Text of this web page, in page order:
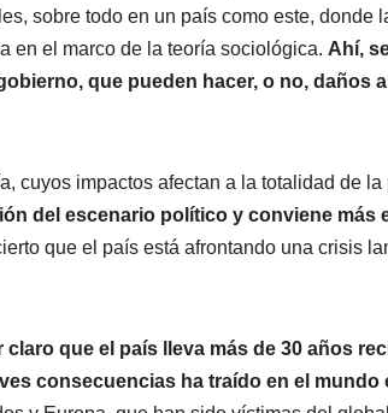
sobre todo en un país como este, donde
en el marco de la teoría sociológica. Ahí,
que pueden hacer, o no, daños
cuyos impactos afectan a la totalidad de la
del escenario político y conviene más
que el país está afrontando una crisis
claro que el país lleva más de 30 años
consecuencias ha traído en el mundo